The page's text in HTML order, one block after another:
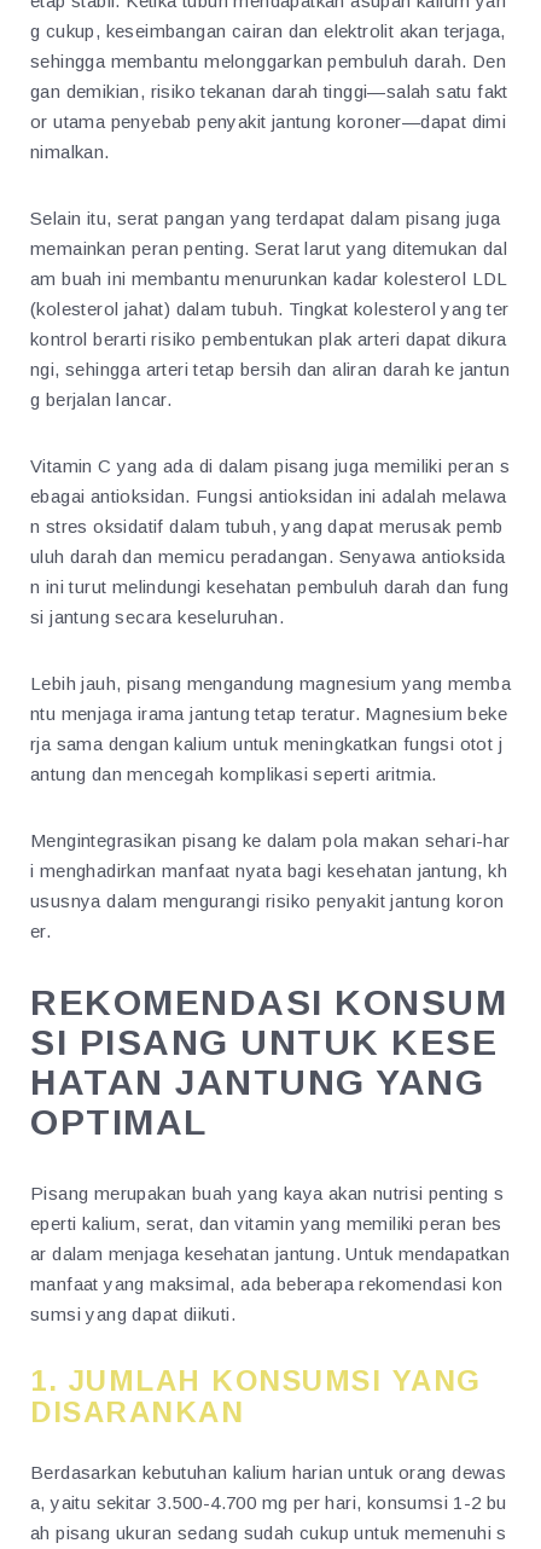
g cukup, keseimbangan cairan dan elektrolit akan terjaga,
sehingga membantu melonggarkan pembuluh darah. Den
gan demikian, risiko tekanan darah tinggi—salah satu fakt
or utama penyebab penyakit jantung koroner—dapat dimi
nimalkan.
Selain itu, serat pangan yang terdapat dalam pisang juga
memainkan peran penting. Serat larut yang ditemukan dal
am buah ini membantu menurunkan kadar kolesterol LDL
(kolesterol jahat) dalam tubuh. Tingkat kolesterol yang ter
kontrol berarti risiko pembentukan plak arteri dapat dikura
ngi, sehingga arteri tetap bersih dan aliran darah ke jantun
g berjalan lancar.
Vitamin C yang ada di dalam pisang juga memiliki peran s
ebagai antioksidan. Fungsi antioksidan ini adalah melawa
n stres oksidatif dalam tubuh, yang dapat merusak pemb
uluh darah dan memicu peradangan. Senyawa antioksida
n ini turut melindungi kesehatan pembuluh darah dan fung
si jantung secara keseluruhan.
Lebih jauh, pisang mengandung magnesium yang memba
ntu menjaga irama jantung tetap teratur. Magnesium beke
rja sama dengan kalium untuk meningkatkan fungsi otot j
antung dan mencegah komplikasi seperti aritmia.
Mengintegrasikan pisang ke dalam pola makan sehari-har
i menghadirkan manfaat nyata bagi kesehatan jantung, kh
ususnya dalam mengurangi risiko penyakit jantung koron
er.
REKOMENDASI KONSUM
SI PISANG UNTUK KESE
HATAN JANTUNG YANG
OPTIMAL
Pisang merupakan buah yang kaya akan nutrisi penting s
eperti kalium, serat, dan vitamin yang memiliki peran bes
ar dalam menjaga kesehatan jantung. Untuk mendapatkan
manfaat yang maksimal, ada beberapa rekomendasi kon
sumsi yang dapat diikuti.
1. JUMLAH KONSUMSI YANG
DISARANKAN
Berdasarkan kebutuhan kalium harian untuk orang dewas
a, yaitu sekitar 3.500-4.700 mg per hari, konsumsi 1-2 bu
ah pisang ukuran sedang sudah cukup untuk memenuhi s